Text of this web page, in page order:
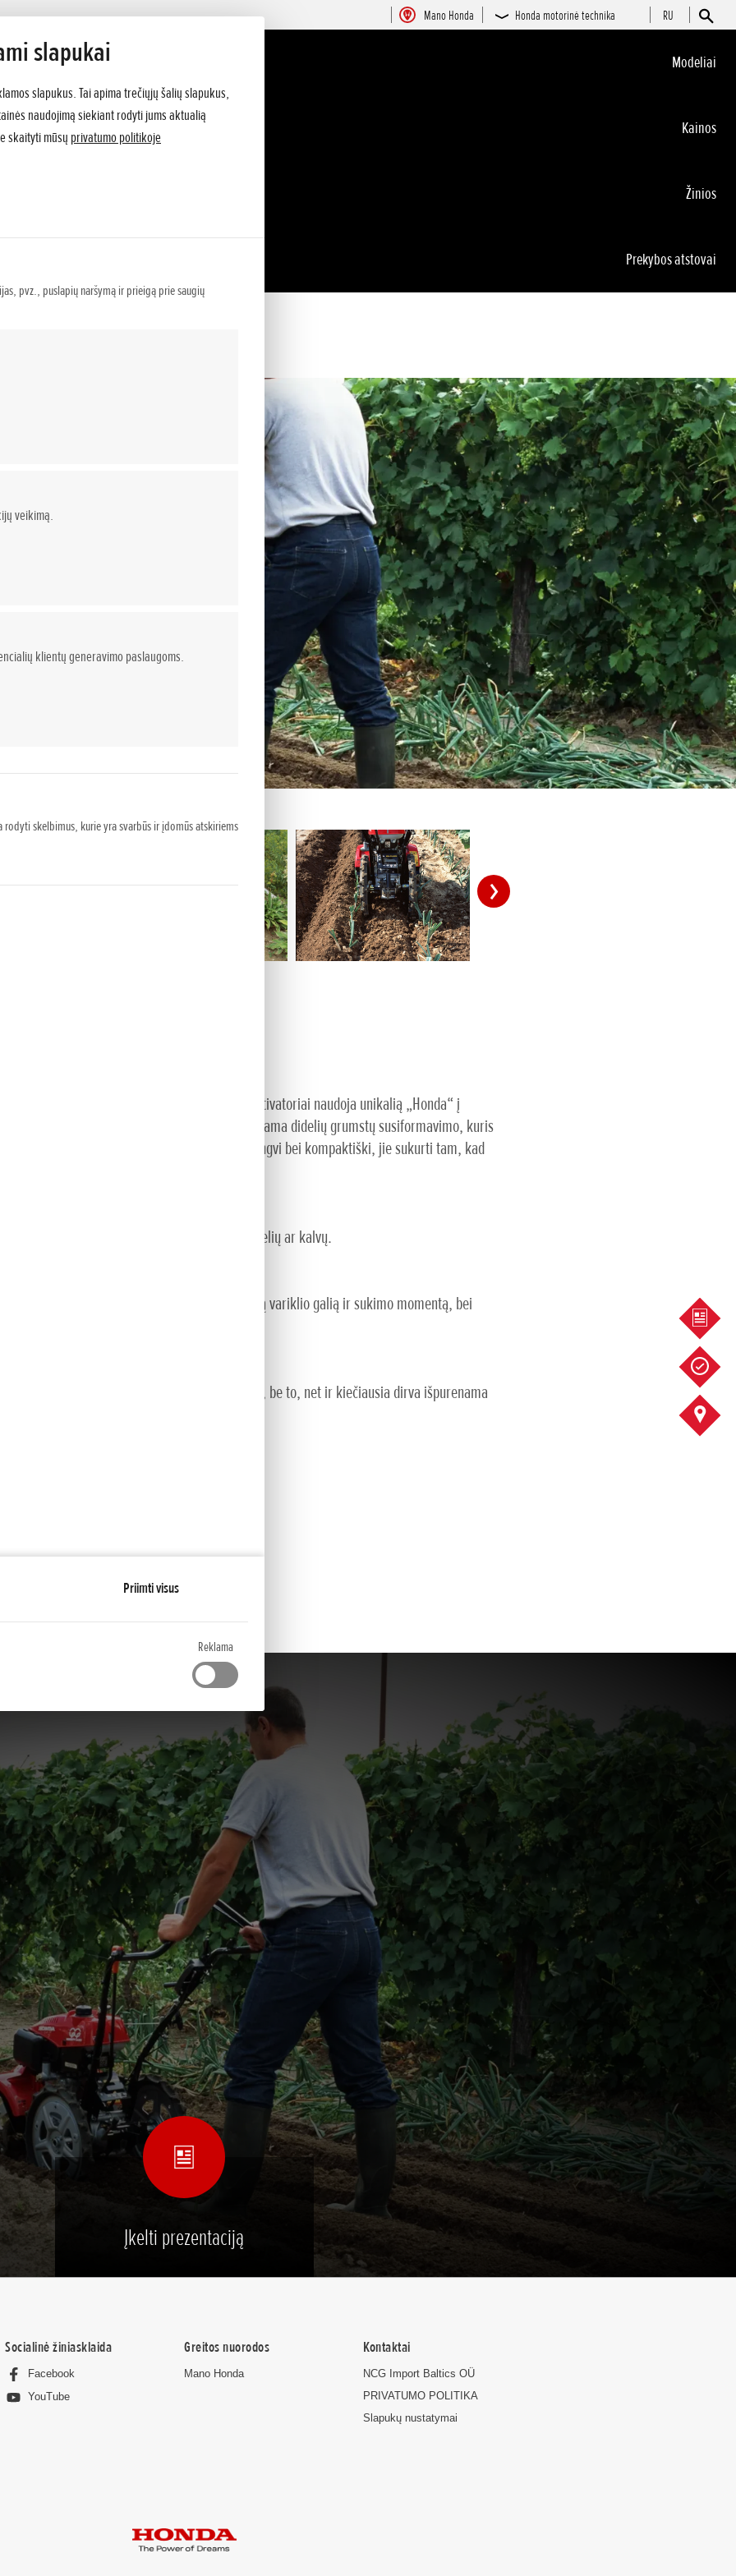
slapukai
slapukus. Tai apima trečiųjų šalių slapukus,
naudojimą siekiant rodyti jums aktualią
skaityti mūsų privatumo politikoje
pvz., puslapių naršymą ir prieigą prie saugių
veikimą.
klientų generavimo paslaugoms.
skelbimus, kurie yra svarbūs ir įdomūs atskiriems
Priimti visus
Reklama
Mano Honda Honda motorinė technika RU
Modeliai
Kainos
Žinios
Prekybos atstovai
žemės plotus – mūsų tvirti rotaciniai kultivatoriai naudoja unikalią „Honda“ į
net ir kieta dirva išpurenama lengvai ir išvengiama didelių grumstų susiformavimo, kuris
naujausius keturtakčius variklius ir būdami lengvi bei kompaktiški, jie sukurti tam, kad
iki darbo vietos – netgi jei pakeliui yra bortelių ar kalvų.
parenkamos taip, kad perduotų didžiausią variklio galią ir sukimo momentą, bei
kultivatoriaus balansas, jį labai lengva valdyti, be to, net ir kiečiausia dirva išpurenama
Įkelti prezentaciją
Socialinė žiniasklaida
Facebook
YouTube
Greitos nuorodos
Mano Honda
Kontaktai
NCG Import Baltics OÜ
PRIVATUMO POLITIKA
Slapukų nustatymai